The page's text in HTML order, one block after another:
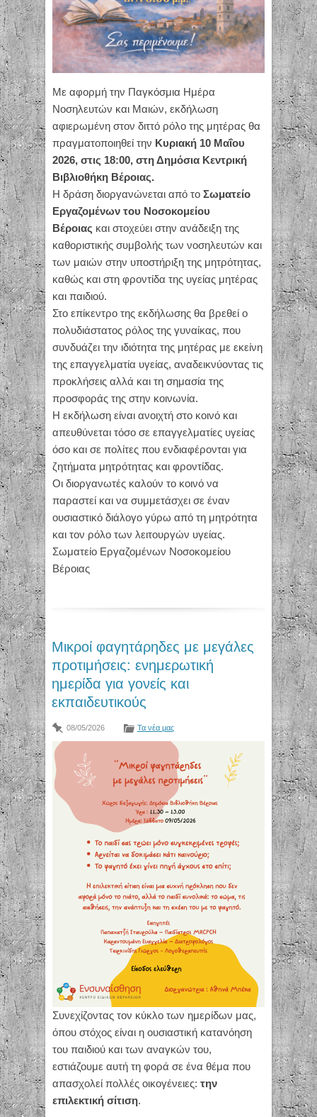
Με αφορμή την Παγκόσμια Ημέρα
Νοσηλευτών και Μαιών, εκδήλωση
αφιερωμένη στον διττό ρόλο της μητέρας θα
πραγματοποιηθεί την Κυριακή 10 Μαΐου
2026, στις 18:00, στη Δημόσια Κεντρική
Βιβλιοθήκη Βέροιας.
Η δράση διοργανώνεται από το Σωματείο
Εργαζομένων του Νοσοκομείου
Βέροιας και στοχεύει στην ανάδειξη της
καθοριστικής συμβολής των νοσηλευτών και
των μαιών στην υποστήριξη της μητρότητας,
καθώς και στη φροντίδα της υγείας μητέρας
και παιδιού.
Στο επίκεντρο της εκδήλωσης θα βρεθεί ο
πολυδιάστατος ρόλος της γυναίκας, που
συνδυάζει την ιδιότητα της μητέρας με εκείνη
της επαγγελματία υγείας, αναδεικνύοντας τις
προκλήσεις αλλά και τη σημασία της
προσφοράς της στην κοινωνία.
Η εκδήλωση είναι ανοιχτή στο κοινό και
απευθύνεται τόσο σε επαγγελματίες υγείας
όσο και σε πολίτες που ενδιαφέρονται για
ζητήματα μητρότητας και φροντίδας.
Οι διοργανωτές καλούν το κοινό να
παραστεί και να συμμετάσχει σε έναν
ουσιαστικό διάλογο γύρω από τη μητρότητα
και τον ρόλο των λειτουργών υγείας.
Σωματείο Εργαζομένων Νοσοκομείου
Βέροιας
Μικροί φαγητάρηδες με μεγάλες
προτιμήσεις: ενημερωτική
ημερίδα για γονείς και
εκπαιδευτικούς
08/05/2026 Τα νέα μας
Συνεχίζοντας τον κύκλο των ημερίδων μας,
όπου στόχος είναι η ουσιαστική κατανόηση
του παιδιού και των αναγκών του,
εστιάζουμε αυτή τη φορά σε ένα θέμα που
απασχολεί πολλές οικογένειες: την
επιλεκτική σίτιση.